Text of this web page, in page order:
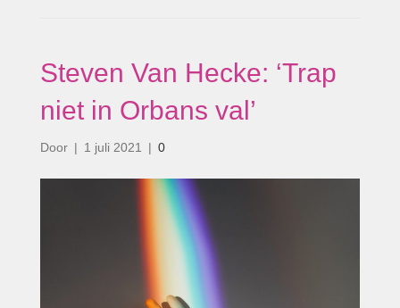
Steven Van Hecke: ‘Trap
niet in Orbans val’
Door | 1 juli 2021 | 0